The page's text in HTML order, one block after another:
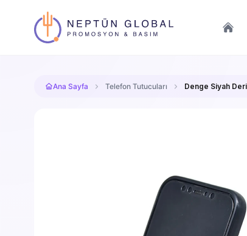
Ana Sayfa Telefon Tutucuları Denge Siyah